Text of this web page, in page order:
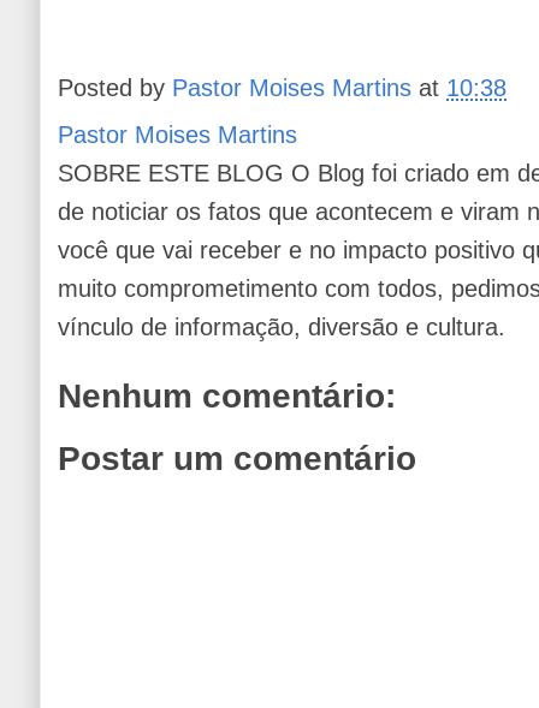
Posted by Pastor Moises Martins at 10:38
Pastor Moises Martins
SOBRE ESTE BLOG O Blog foi criado em
de noticiar os fatos que acontecem e viram
você que vai receber e no impacto positivo
muito comprometimento com todos,
vínculo de informação, diversão e cultura.
Nenhum comentário:
Postar um comentário